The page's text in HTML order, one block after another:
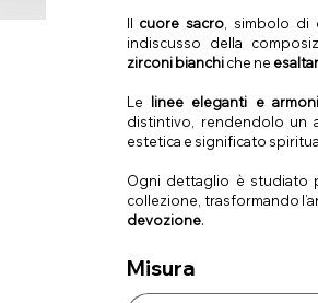
Il cuore sacro, simbolo di
indiscusso della
zirconi bianchiche ne
Le linee eleganti e
distintivo, rendendolo un
estetica e significato
Ogni dettaglio è studiato
collezione, trasformando
devozione.
Misura